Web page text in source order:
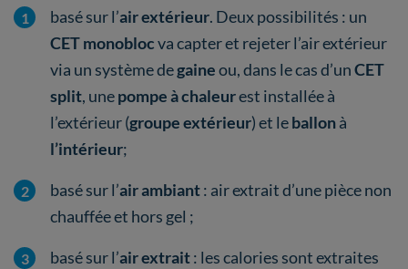
basé sur l’air extérieur. Deux possibilités : un
CET monoblocva capter et rejeter l’air extérieur
via un système degaineou, dans le cas d’unCET
split, unepompe à chaleurest installée à
l’extérieur (groupeextérieur) et leballonà
l’intérieur;
basé sur l’air ambiant: air extrait d’une pièce non
chauffée et hors gel ;
basé sur l’air extrait: les calories sont extraites